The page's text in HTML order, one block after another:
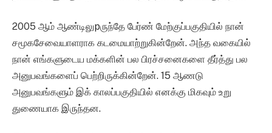
2005 ஆம் ஆண்டிலுpருந்தே பேர்ண் மேற்குப்பகுதியில் நான்
சமூகசேவையாளராக கடமையாற்றுகின்றேன். அந்த வகையில்
நான் எங்களுடைய மக்களின் பல பிரச்சனைகளை தீர்த்து பல
அனுபவங்களைப் பெற்றிருக்கின்றேன். 15 ஆணடு
அனுபவங்களும் இக் காலப்பகுதியில் எனக்கு மிகவும் உறு
துணையாக இருந்தன.